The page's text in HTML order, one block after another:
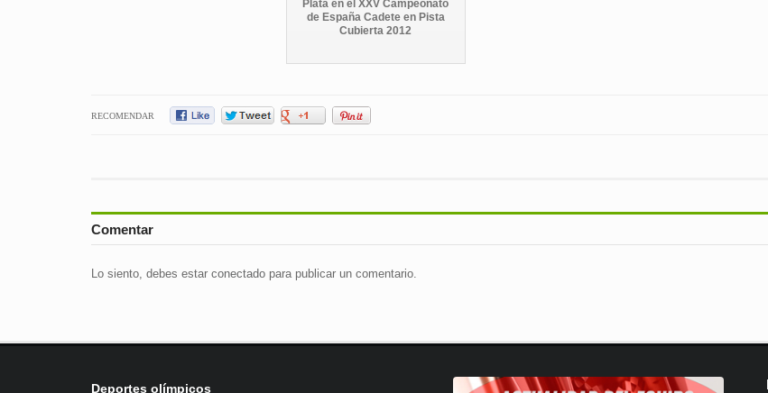
Plata en el XXV Campeonato
de España Cadete en Pista
Cubierta 2012
RECOMENDAR
Comentar
Lo siento, debes estar conectadopara publicar un comentario.
Deportes olímpicos